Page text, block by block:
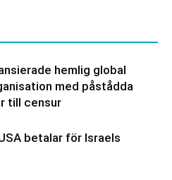
hemlig global
med påstådda
till censur
betalar för Israels